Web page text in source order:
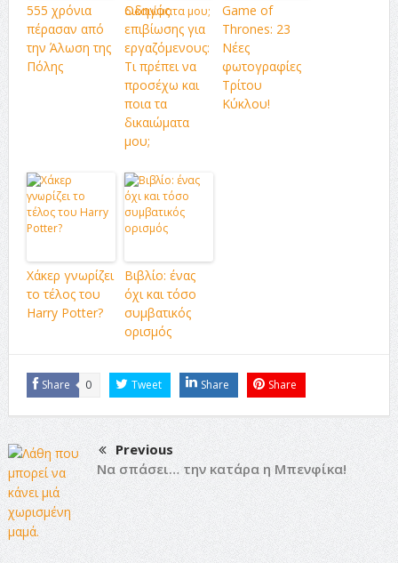
555 χρόνια
πέρασαν από
την Άλωση της
Πόλης
Οδηγός
επιβίωσης για
εργαζόμενους:
Τι πρέπει να
προσέχω και
ποια τα
δικαιώματα
μου;
Game of
Thrones: 23
Νέες
φωτογραφίες
Τρίτου
Κύκλου!
Χάκερ γνωρίζει
το τέλος του
Harry Potter?
Βιβλίο: ένας
όχι και τόσο
συμβατικός
ορισμός
Share 0 Tweet Share Share
Previous
Να σπάσει… την κατάρα η Μπενφίκα!